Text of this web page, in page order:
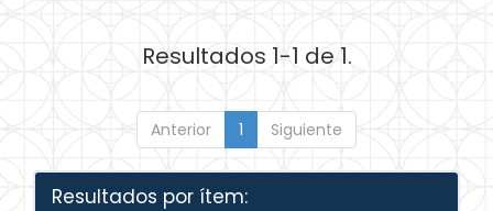
Resultados 1-1 de 1.
Anterior 1 Siguiente
Resultados por ítem: